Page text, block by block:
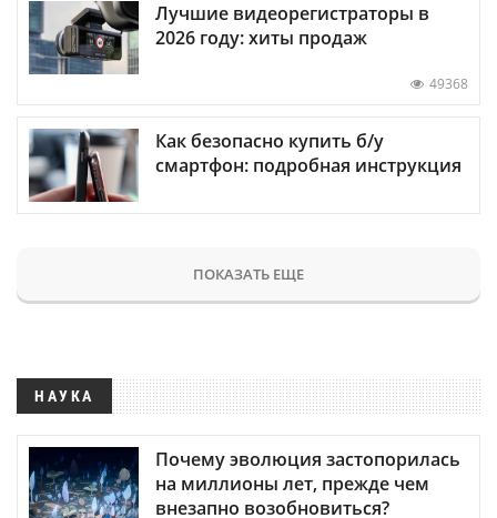
Лучшие видеорегистраторы в
2026 году: хиты продаж
49368
Как безопасно купить б/у
смартфон: подробная инструкция
ПОКАЗАТЬ ЕЩЕ
НАУКА
Почему эволюция застопорилась
на миллионы лет, прежде чем
внезапно возобновиться?